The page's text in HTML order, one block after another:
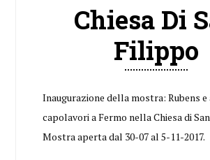
Chiesa Di
Filippo
Inaugurazione della mostra: Rubens
capolavori a Fermo nella Chiesa di
Mostra aperta dal 30-07 al 5-11-2017.